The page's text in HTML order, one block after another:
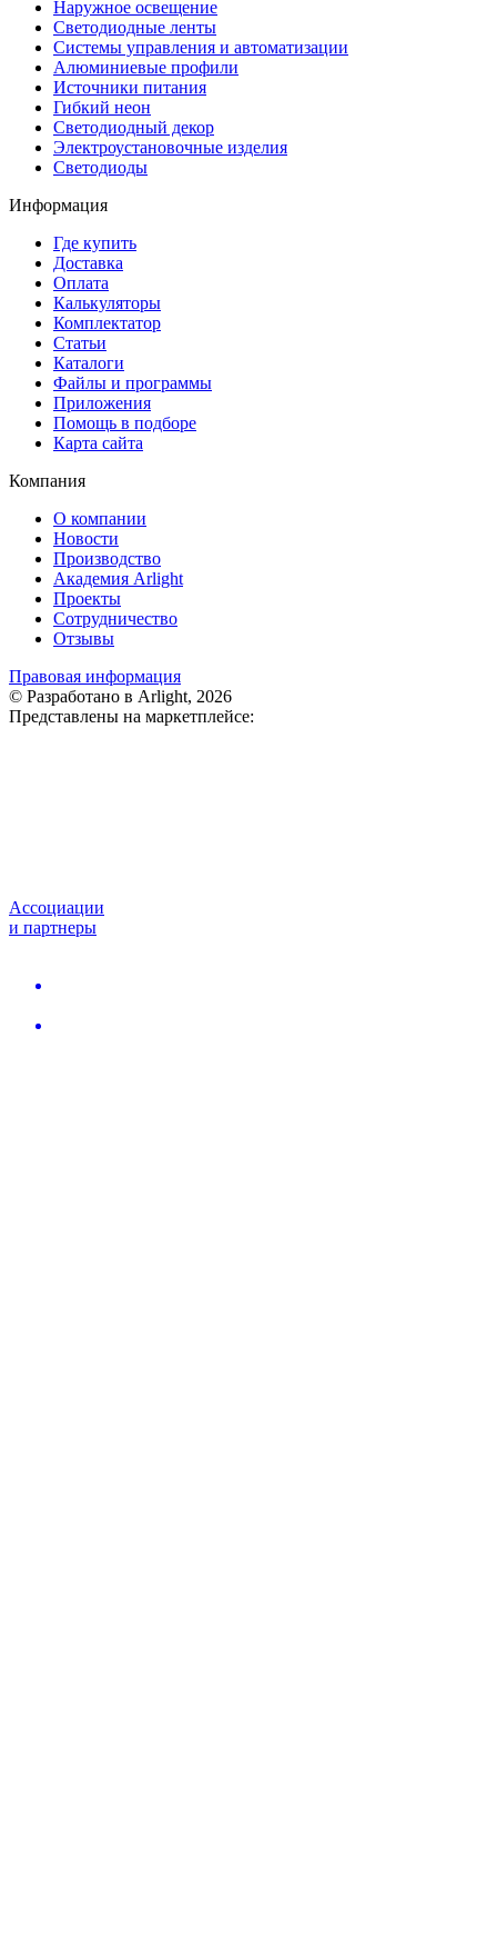
Наружное освещение
Светодиодные ленты
Системы управления и автоматизации
Алюминиевые профили
Источники питания
Гибкий неон
Светодиодный декор
Электроустановочные изделия
Светодиоды
Информация
Где купить
Доставка
Оплата
Калькуляторы
Комплектатор
Статьи
Каталоги
Файлы и программы
Приложения
Помощь в подборе
Карта сайта
Компания
О компании
Новости
Производство
Академия Arlight
Проекты
Сотрудничество
Отзывы
Правовая информация
© Разработано в Arlight, 2026
Представлены на маркетплейсе:
Ассоциации
и партнеры